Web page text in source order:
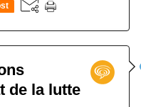
de la lutte